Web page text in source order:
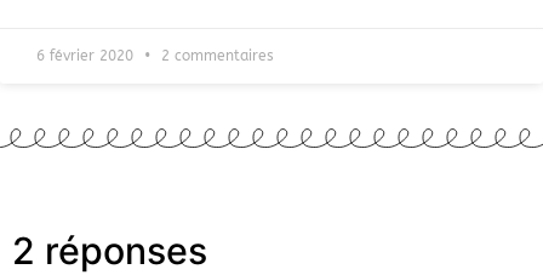
6 février 2020 2 commentaires
2 réponses